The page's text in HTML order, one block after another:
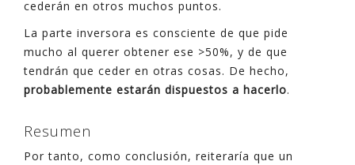
cederán en otros muchos puntos.
La parte inversora es consciente de que pide
mucho al querer obtener ese >50%, y de que
tendrán que ceder en otras cosas. De hecho,
probablemente estarán dispuestos a hacerlo.
Resumen
Por tanto, como conclusión, reiteraría que un